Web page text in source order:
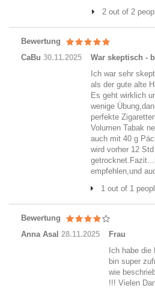
2 out of 2
Bewertung
CaBu 30.11.2025
War skeptisch -
Ich war sehr
als der gute alte
Es geht wirklich
wenige
perfekte
Volumen Tabak
auch mit 40 g
wird vorher 12
empfehlen,und
1 out of 1
Bewertung
Anna Asal 28.11.2025
Frau
Ich habe
bin super
wie
!!! Vielen